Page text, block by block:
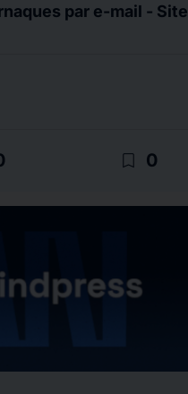
par e-mail - Site
bookmark_border 0